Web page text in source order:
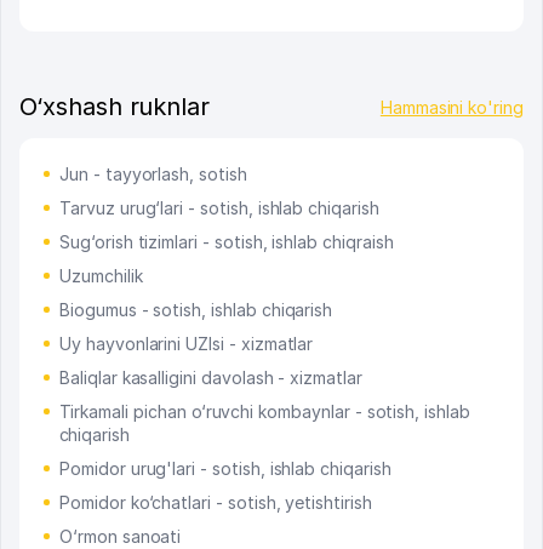
O‘xshash ruknlar Hammasini ko'ring
Jun - tayyorlash, sotish
Tarvuz urug‘lari - sotish, ishlab chiqarish
Sug‘orish tizimlari - sotish, ishlab chiqraish
Uzumchilik
Biogumus - sotish, ishlab chiqarish
Uy hayvonlarini UZIsi - xizmatlar
Baliqlar kasalligini davolash - xizmatlar
Tirkamali pichan o‘ruvchi kombaynlar - sotish, ishlab
chiqarish
Pomidor urug'lari - sotish, ishlab chiqarish
Pomidor ko‘chatlari - sotish, yetishtirish
O‘rmon sanoati